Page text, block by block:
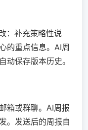
：补充策略性说
的重点信息。AI周
动保存版本历史。
箱或群聊。AI周报
。发送后的周报自